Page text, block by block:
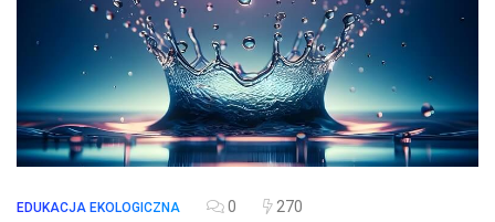
EDUKACJA EKOLOGICZNA 0 270